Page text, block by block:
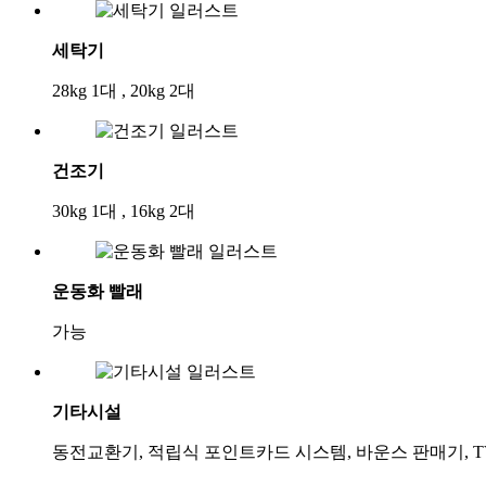
세탁기
28kg 1대 , 20kg 2대
건조기
30kg 1대 , 16kg 2대
운동화 빨래
가능
기타시설
동전교환기, 적립식 포인트카드 시스템, 바운스 판매기,